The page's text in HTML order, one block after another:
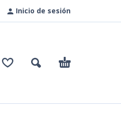
Inicio de sesión